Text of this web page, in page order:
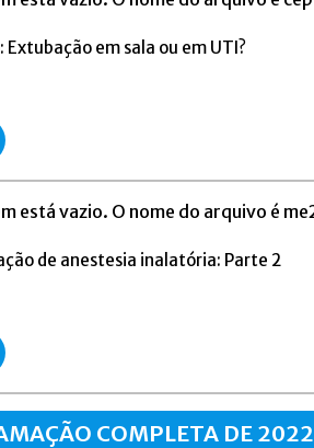
em sala ou em UTI?
de anestesia inalatória: Parte 2
COMPLETA DE 2022